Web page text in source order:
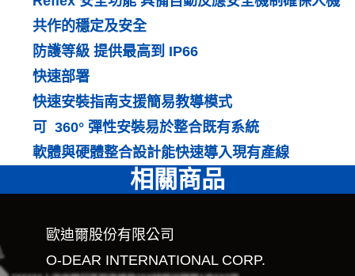
共作的穩定及安全
防護等級 提供最高到 IP66
快速部署
快速安裝指南支援簡易教導模式
可 360° 彈性安裝易於整合既有系統
軟體與硬體整合設計能快速導入現有產線
相關商品
歐迪爾股份有限公司
O-DEAR INTERNATIONAL CORP.